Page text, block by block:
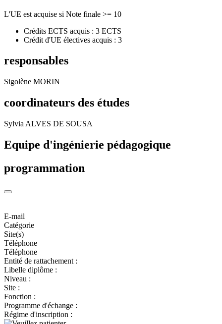
L'UE est acquise si Note finale >= 10
Crédits ECTS acquis : 3 ECTS
Crédit d'UE électives acquis : 3
responsables
Sigolène MORIN
coordinateurs des études
Sylvia ALVES DE SOUSA
Equipe d'ingénierie pédagogique
programmation
E-mail
Catégorie
Site(s)
Téléphone
Téléphone
Entité de rattachement :
Libelle diplôme :
Niveau :
Site :
Fonction :
Programme d'échange :
Régime d'inscription :